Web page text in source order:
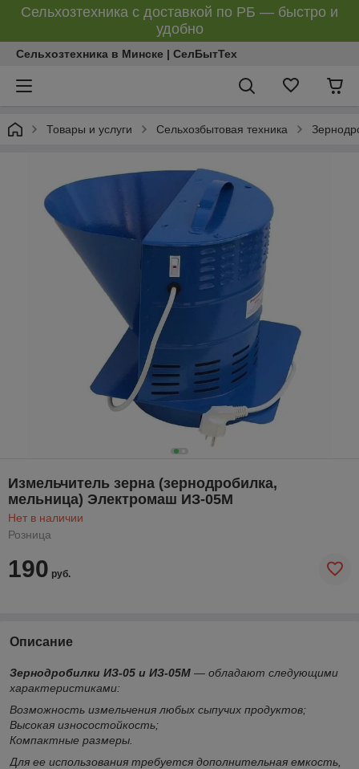
Сельхозтехника с доставкой по РБ — быстро и
удобно
Сельхозтехника в Минске | СелБытТех
Товары и услуги Сельхозбытовая техника
Измельчитель зерна (зернодробилка,
мельница) Электромаш ИЗ-05М
Нет в наличии
Розница
190 руб.
Описание
Зернодробилки ИЗ-05 и ИЗ-05М — обладают следующими
характеристиками:
Возможность измельчения любых сыпучих продуктов;
Высокая износостойкость;
Компактные размеры.
Для ее использования требуется дополнительная емкость,